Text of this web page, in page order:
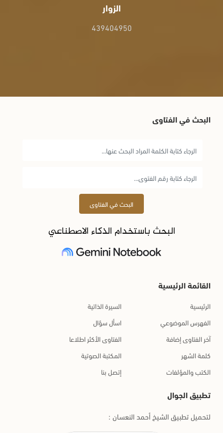
الزوار
439404950
البحث في الفتاوى
البحث في الفتاوى
البحث باستخدام الذكاء الاصطناعي
القائمة الرئيسية
الرئيسية
السيرة الذاتية
الفهرس الموضوعي
اسأل سؤال
آخر الفتاوى إضافة
الفتاوى الأكثر اطلاعا
كلمة الشهر
المكتبة الصوتية
الكتب والمؤلفات
إتصل بنا
تطبيق الجوال
لتحميل تطبيق الشيخ أحمد النعسان :